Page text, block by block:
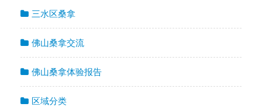
三水区桑拿
佛山桑拿交流
佛山桑拿体验报告
区域分类